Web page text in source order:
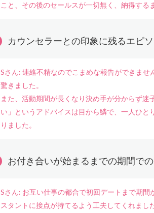
こと、その後のセールスが一切無く、納得する
カウンセラーとの印象に残るエピ
Sさん: 連絡不精なのでこまめな報告ができま
驚きました。
また、活動期間が長くなり決め手が分からず
い」というアドバイスは目から鱗で、一人ひ
りました。
お付き合いが始まるまでの期間で
Sさん: お互い仕事の都合で初回デートまで期
スタントに接点が持てるよう工夫してくれました